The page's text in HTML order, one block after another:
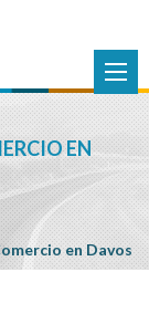
EN
en Davos